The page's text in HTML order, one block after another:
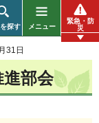
探す メニュー
緊急・防
災
31日
部会